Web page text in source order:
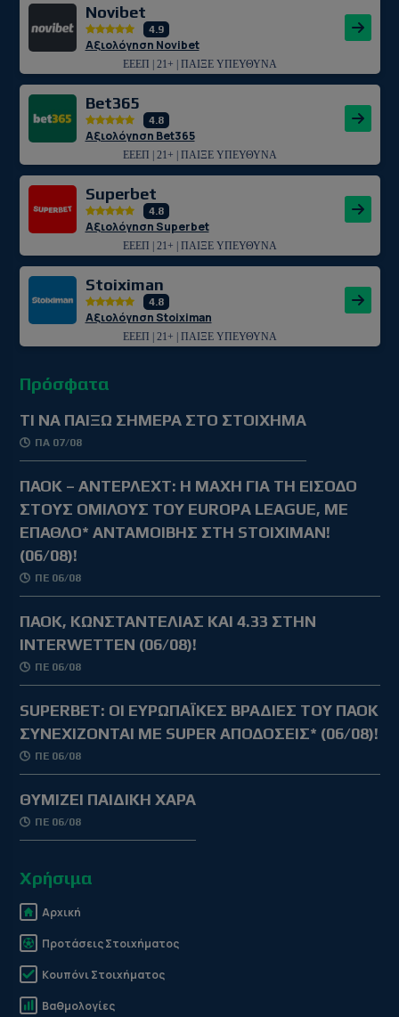
Novibet
4.9
Αξιολόγηση Novibet
ΕΕΕΠ | 21+ | ΠΑΙΞΕ ΥΠΕΥΘΥΝΑ
Bet365
4.8
Αξιολόγηση Bet365
ΕΕΕΠ | 21+ | ΠΑΙΞΕ ΥΠΕΥΘΥΝΑ
Superbet
4.8
Αξιολόγηση Superbet
ΕΕΕΠ | 21+ | ΠΑΙΞΕ ΥΠΕΥΘΥΝΑ
Stoiximan
4.8
Αξιολόγηση Stoiximan
ΕΕΕΠ | 21+ | ΠΑΙΞΕ ΥΠΕΥΘΥΝΑ
Πρόσφατα
TΙ ΝΑ ΠΑΙΞΩ ΣΗΜΕΡΑ ΣΤΟ ΣΤΟΙΧΗΜΑ
ΠΑ 07/08
ΠΑΟΚ – ΑΝΤΕΡΛΕΧΤ: Η ΜΑΧΗ ΓΙΑ ΤΗ ΕΙΣΟΔΟ
ΣΤΟΥΣ ΟΜΙΛΟΥΣ ΤΟΥ EUROPA LEAGUE, ΜΕ
ΕΠΑΘΛΟ* ΑΝΤΑΜΟΙΒΗΣ ΣΤΗ STOIXIMAN!
(06/08)!
ΠΕ 06/08
ΠΑΟΚ, ΚΩΝΣΤΑΝΤΕΛΙΑΣ ΚΑΙ 4.33 ΣΤΗΝ
INTERWETTEN (06/08)!
ΠΕ 06/08
SUPERBET: ΟΙ ΕΥΡΩΠΑΪΚΕΣ ΒΡΑΔΙΕΣ ΤΟΥ ΠΑΟΚ
ΣΥΝΕΧΙΖΟΝΤΑΙ ΜΕ SUPER ΑΠΟΔΟΣΕΙΣ* (06/08)!
ΠΕ 06/08
ΘΥΜΙΖΕΙ ΠΑΙΔΙΚΗ ΧΑΡΑ
ΠΕ 06/08
Χρήσιμα
Αρχική
Προτάσεις Στοιχήματος
Κουπόνι Στοιχήματος
Βαθμολογίες